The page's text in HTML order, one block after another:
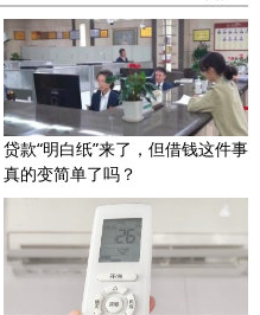
贷款“明白纸”来了，但借钱这件事
真的变简单了吗？